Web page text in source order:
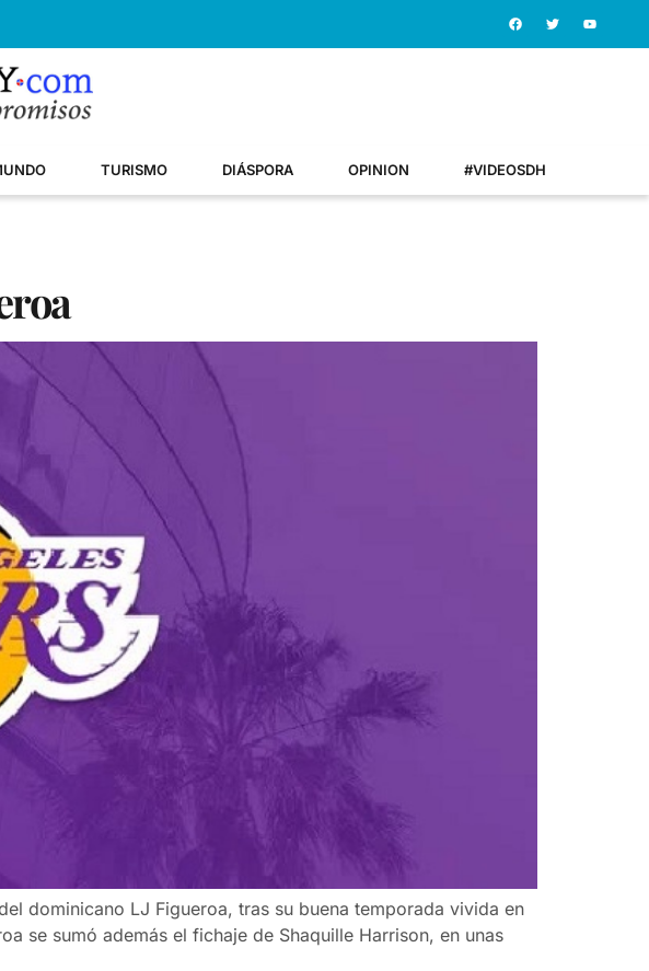
TURISMO DIÁSPORA OPINION #VIDEOSDH
dominicano LJ Figueroa, tras su buena temporada vivida en
se sumó además el fichaje de Shaquille Harrison, en unas